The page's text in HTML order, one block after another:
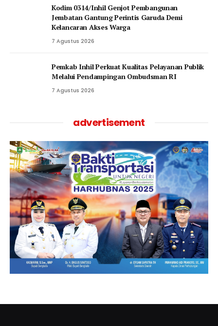
Kodim 0314/Inhil Genjot Pembangunan
Jembatan Gantung Perintis Garuda Demi
Kelancaran Akses Warga
7 Agustus 2026
Pemkab Inhil Perkuat Kualitas Pelayanan Publik
Melalui Pendampingan Ombudsman RI
7 Agustus 2026
advertisement